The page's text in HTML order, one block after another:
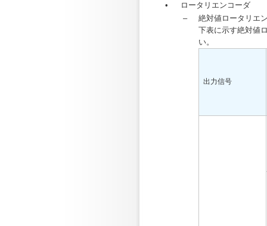
•
ロータリエンコーダ
–
絶対値ロータリエ
下表に示す絶対値
い。
出力信号